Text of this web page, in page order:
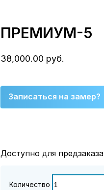
ПРЕМИУМ-5
38,000.00 руб.
Записаться на замер?
Доступно для предзаказа
Количество